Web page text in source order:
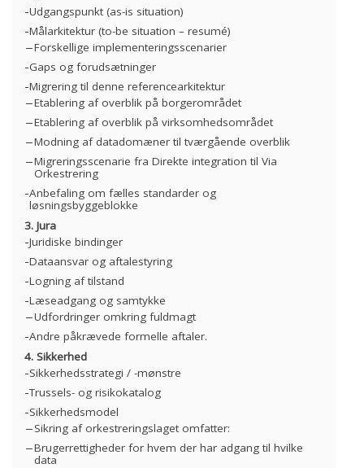
Udgangspunkt (as-is situation)
Målarkitektur (to-be situation – resumé)
Forskellige implementeringsscenarier
Gaps og forudsætninger
Migrering til denne referencearkitektur
Etablering af overblik på borgerområdet
Etablering af overblik på virksomhedsområdet
Modning af datadomæner til tværgående overblik
Migreringsscenarie fra Direkte integration til Via
Orkestrering
Anbefaling om fælles standarder og
løsningsbyggeblokke
3. Jura
Juridiske bindinger
Dataansvar og aftalestyring
Logning af tilstand
Læseadgang og samtykke
Udfordringer omkring fuldmagt
Andre påkrævede formelle aftaler.
4. Sikkerhed
Sikkerhedsstrategi / -mønstre
Trussels- og risikokatalog
Sikkerhedsmodel
Sikring af orkestreringslaget omfatter:
Brugerrettigheder for hvem der har adgang til hvilke
data